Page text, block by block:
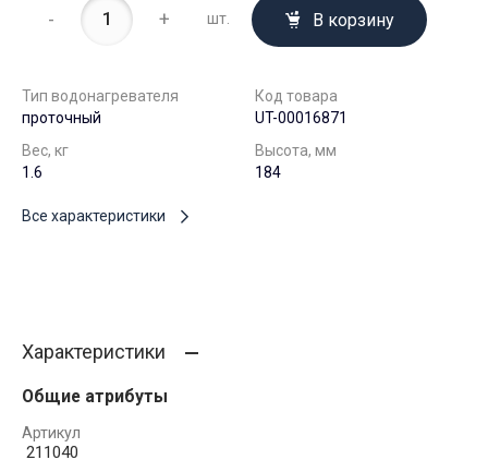
- + шт. В корзину
Тип водонагревателя
проточный
Код товара
UT-00016871
Вес, кг
1.6
Высота, мм
184
Все характеристики
Характеристики
Общие атрибуты
Артикул
211040